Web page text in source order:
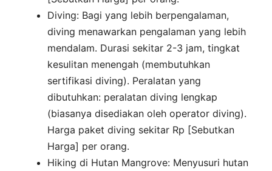
Diving: Bagi yang lebih berpengalaman,
diving menawarkan pengalaman yang lebih
mendalam. Durasi sekitar 2-3 jam, tingkat
kesulitan menengah (membutuhkan
sertifikasi diving). Peralatan yang
dibutuhkan: peralatan diving lengkap
(biasanya disediakan oleh operator diving).
Harga paket diving sekitar Rp [Sebutkan
Harga] per orang.
Hiking di Hutan Mangrove: Menyusuri hutan